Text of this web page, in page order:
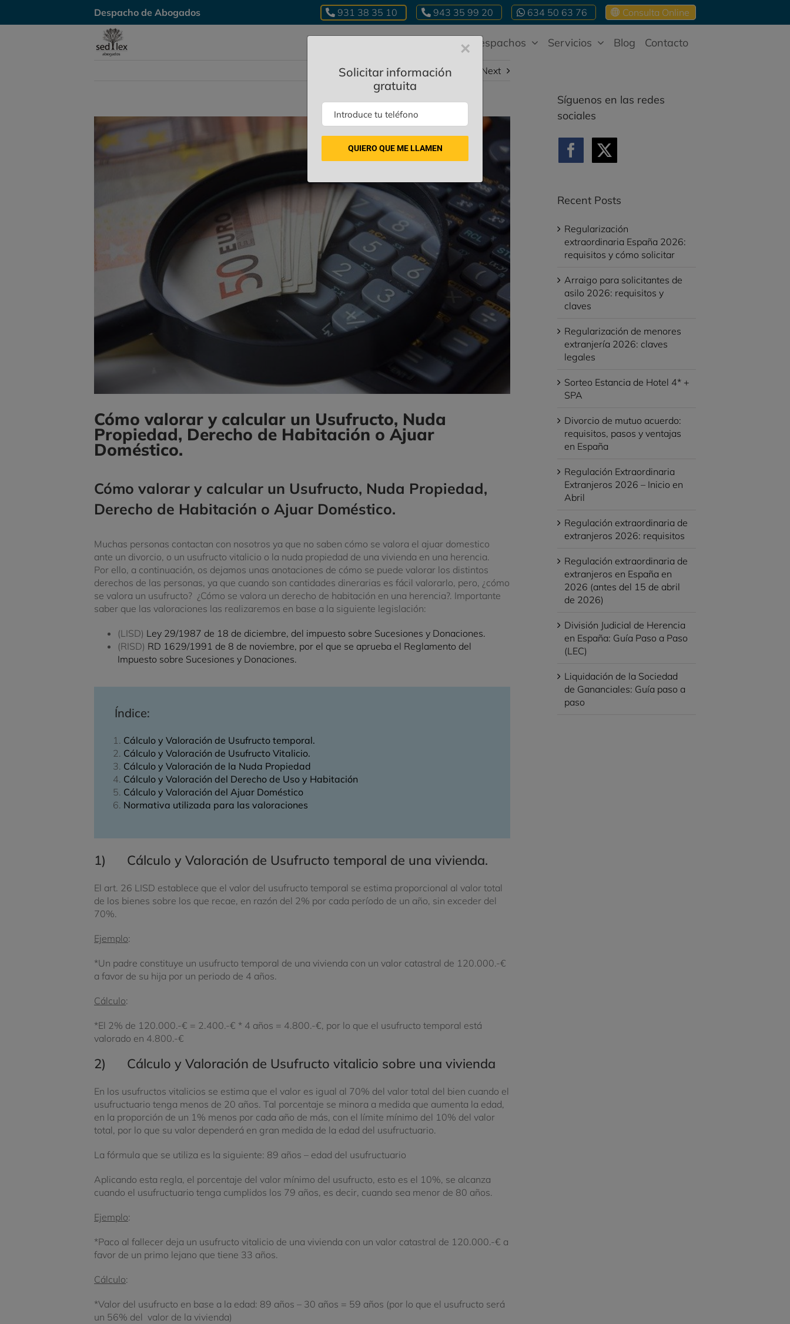
Despacho de Abogados 931 38 35 10 943 35 99 20 634 50 63 76 Consulta Online
Quiénes somos Despachos Servicios Blog Contacto
Previous Next
View
Larger
Image
Cómo valorar y calcular un Usufructo, Nuda
Propiedad, Derecho de Habitación o Ajuar
Doméstico.
Cómo valorar y calcular un Usufructo, Nuda Propiedad,
Derecho de Habitación o Ajuar Doméstico.
Muchas personas contactan con nosotros ya que no saben cómo se valora el ajuar domestico
ante un divorcio, o un usufructo vitalicio o la nuda propiedad de una vivienda en una herencia.
Por ello, a continuación, os dejamos unas anotaciones de cómo se puede valorar los distintos
derechos de las personas, ya que cuando son cantidades dinerarias es fácil valorarlo, pero, ¿cómo
se valora un usufructo? ¿Cómo se valora un derecho de habitación en una herencia?. Importante
saber que las valoraciones las realizaremos en base a la siguiente legislación:
(LISD) Ley 29/1987 de 18 de diciembre, del impuesto sobre Sucesiones y Donaciones.
(RISD) RD 1629/1991 de 8 de noviembre, por el que se aprueba el Reglamento del
Impuesto sobre Sucesiones y Donaciones.
Índice:
Cálculo y Valoración de Usufructo temporal.
Cálculo y Valoración de Usufructo Vitalicio.
Cálculo y Valoración de la Nuda Propiedad
Cálculo y Valoración del Derecho de Uso y Habitación
Cálculo y Valoración del Ajuar Doméstico
Normativa utilizada para las valoraciones
1) Cálculo y Valoración de Usufructo temporal de una vivienda.
El art. 26 LISD establece que el valor del usufructo temporal se estima proporcional al valor total
de los bienes sobre los que recae, en razón del 2% por cada período de un año, sin exceder del
70%.
Ejemplo:
*Un padre constituye un usufructo temporal de una vivienda con un valor catastral de 120.000.-€
a favor de su hija por un periodo de 4 años.
Cálculo:
*El 2% de 120.000.-€ = 2.400.-€ * 4 años = 4.800.-€, por lo que el usufructo temporal está
valorado en 4.800.-€
2) Cálculo y Valoración de Usufructo vitalicio sobre una vivienda
En los usufructos vitalicios se estima que el valor es igual al 70% del valor total del bien cuando el
usufructuario tenga menos de 20 años. Tal porcentaje se minora a medida que aumenta la edad,
en la proporción de un 1% menos por cada año de más, con el límite mínimo del 10% del valor
total, por lo que su valor dependerá en gran medida de la edad del usufructuario.
La fórmula que se utiliza es la siguiente: 89 años – edad del usufructuario
Aplicando esta regla, el porcentaje del valor mínimo del usufructo, esto es el 10%, se alcanza
cuando el usufructuario tenga cumplidos los 79 años, es decir, cuando sea menor de 80 años.
Ejemplo:
*Paco al fallecer deja un usufructo vitalicio de una vivienda con un valor catastral de 120.000.-€ a
favor de un primo lejano que tiene 33 años.
Cálculo:
*Valor del usufructo en base a la edad: 89 años – 30 años = 59 años (por lo que el usufructo será
un 56% del valor de la vivienda)
Síguenos en las redes
sociales
Recent Posts
Regularización
extraordinaria España 2026:
requisitos y cómo solicitar
Arraigo para solicitantes de
asilo 2026: requisitos y
claves
Regularización de menores
extranjería 2026: claves
legales
Sorteo Estancia de Hotel 4* +
SPA
Divorcio de mutuo acuerdo:
requisitos, pasos y ventajas
en España
Regulación Extraordinaria
Extranjeros 2026 – Inicio en
Abril
Regulación extraordinaria de
extranjeros 2026: requisitos
Regulación extraordinaria de
extranjeros en España en
2026 (antes del 15 de abril
de 2026)
División Judicial de Herencia
en España: Guía Paso a Paso
(LEC)
Liquidación de la Sociedad
de Gananciales: Guía paso a
paso
×
Solicitar información
gratuita